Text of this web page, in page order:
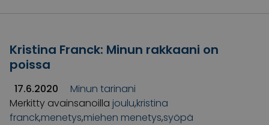
Kristina Franck: Minun rakkaani on
poissa
17.6.2020
Minun tarinani
Merkitty avainsanoilla joulu,kristina
franck,menetys,miehen menetys,syöpä